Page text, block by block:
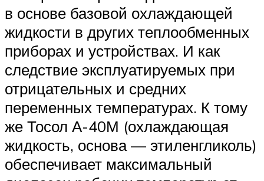
в основе базовой охлаждающей
жидкости в других теплообменных
приборах и устройствах. И как
следствие эксплуатируемых при
отрицательных и средних
переменных температурах. К тому
же Тосол А-40М (охлаждающая
жидкость, основа — этиленгликоль)
обеспечивает максимальный